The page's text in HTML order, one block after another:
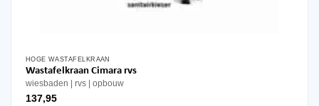
HOGE WASTAFELKRAAN
Wastafelkraan Cimara rvs
wiesbaden rvs opbouw
137,95